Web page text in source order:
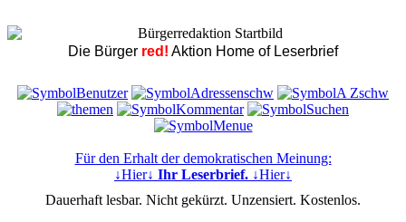
Die Bürger red! Aktion Home of Leserbrief
Für den Erhalt der demokratischen Meinung:
↓Hier↓ Ihr Leserbrief. ↓Hier↓
Dauerhaft lesbar. Nicht gekürzt. Unzensiert. Kostenlos.